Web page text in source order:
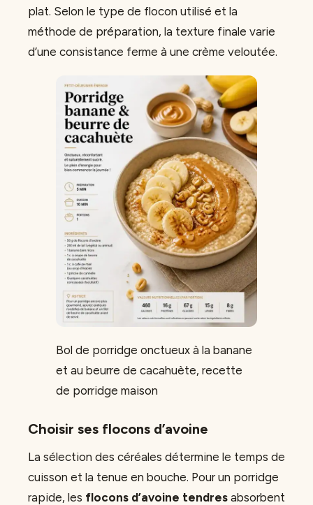
plat. Selon le type de flocon utilisé et la
méthode de préparation, la texture finale varie
d’une consistance ferme à une crème veloutée.
Bol de porridge onctueux à la banane
et au beurre de cacahuète, recette
de porridge maison
Choisir ses flocons d’avoine
La sélection des céréales détermine le temps de
cuisson et la tenue en bouche. Pour un porridge
rapide, les flocons d’avoine tendres absorbent